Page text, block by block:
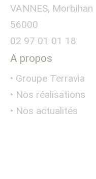
VANNES, Morbihan
56000
02 97 01 01 18
A propos
• Groupe Terravia
• Nos réalisations
• Nos actualités